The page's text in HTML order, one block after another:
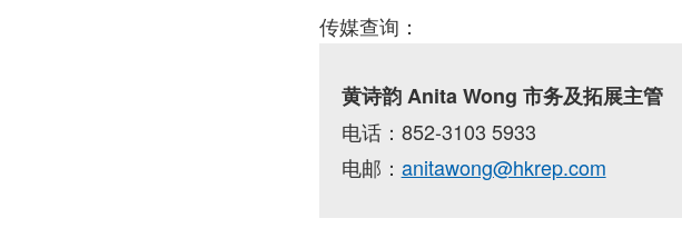
传媒查询：
黄诗韵 Anita Wong 市务及拓展主管
电话：852-3103 5933
电邮： anitawong@hkrep.com